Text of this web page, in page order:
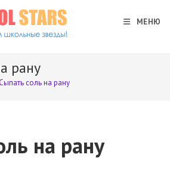
МЕНЮ
рану
Сыпать соль на рану
на рану